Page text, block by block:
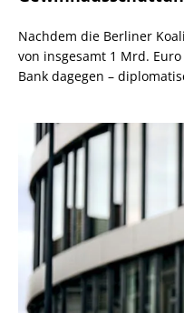
Nachdem die Berliner
von insgesamt 1 Mrd.
Bank dagegen –